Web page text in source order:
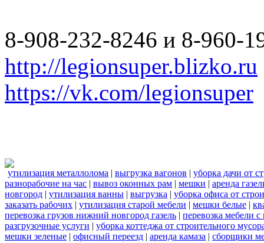
8-908-232-8246 и 8-960-
http://legionsuper.blizko.ru
https://vk.com/legionsuper
утилизация металлолома | выгрузка вагонов | уборка дачи от
разнорабочие на час | вывоз оконных рам | мешки | аренда
новгород | утилизация ванны | выгрузка | уборка офиса от
заказать рабочих | утилизация старой мебели | мешки белые |
перевозка грузов нижний новгород газель | перевозка мебели
разгрузочные услуги | уборка коттеджа от строительного
мешки зеленые | офисный переезд | аренда камаза | сборщики